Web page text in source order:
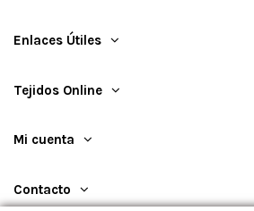
Enlaces Útiles
Tejidos Online
Mi cuenta
Contacto